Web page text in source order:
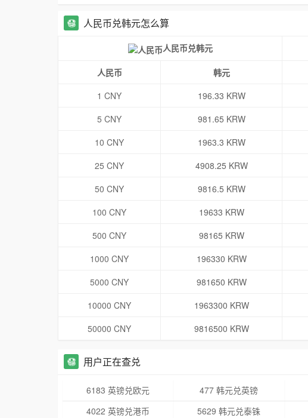
人民币兑韩元怎么算
人民币兑韩元
人民币 韩元
1 CNY
196.33 KRW
5 CNY
981.65 KRW
10 CNY
1963.3 KRW
25 CNY
4908.25 KRW
50 CNY
9816.5 KRW
100 CNY
19633 KRW
500 CNY
98165 KRW
1000 CNY
196330 KRW
5000 CNY
981650 KRW
10000 CNY
1963300 KRW
50000 CNY
9816500 KRW
用户正在查兑
6183 英镑兑欧元 477 韩元兑英镑
4022 英镑兑港币
5629 韩元兑泰铢